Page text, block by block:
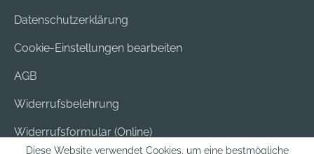
Datenschutzerklärung
Cookie-Einstellungen bearbeiten
AGB
Widerrufsbelehrung
Widerrufsformular (Online)
Diese Website verwendet Cookies, um eine bestmögliche